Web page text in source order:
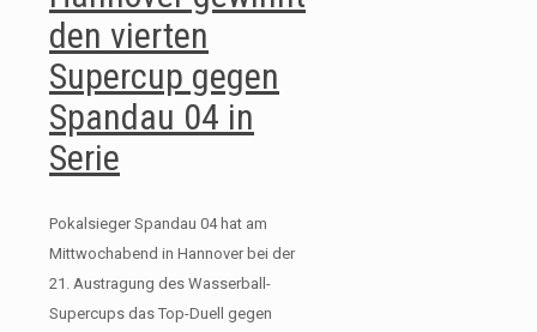
den vierten
Supercup gegen
Spandau 04 in
Serie
Pokalsieger Spandau 04 hat am
Mittwochabend in Hannover bei der
21. Austragung des Wasserball-
Supercups das Top-Duell gegen